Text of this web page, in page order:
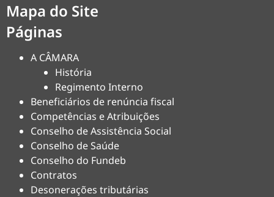
Mapa do Site
Páginas
A CÂMARA
História
Regimento Interno
Beneficiários de renúncia fiscal
Competências e Atribuições
Conselho de Assistência Social
Conselho de Saúde
Conselho do Fundeb
Contratos
Desonerações tributárias